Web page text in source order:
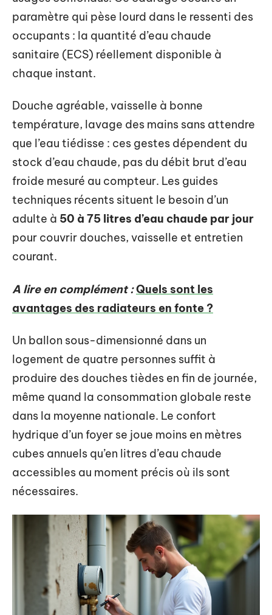
paramètre qui pèse lourd dans le ressenti des
occupants : la quantité d’eau chaude
sanitaire (ECS) réellement disponible à
chaque instant.
Douche agréable, vaisselle à bonne
température, lavage des mains sans attendre
que l’eau tiédisse : ces gestes dépendent du
stock d’eau chaude, pas du débit brut d’eau
froide mesuré au compteur. Les guides
techniques récents situent le besoin d’un
adulte à 50 à 75 litres d’eau chaude par jour
pour couvrir douches, vaisselle et entretien
courant.
A lire en complément :Quels sont les
avantages des radiateurs en fonte ?
Un ballon sous-dimensionné dans un
logement de quatre personnes suffit à
produire des douches tièdes en fin de journée,
même quand la consommation globale reste
dans la moyenne nationale. Le confort
hydrique d’un foyer se joue moins en mètres
cubes annuels qu’en litres d’eau chaude
accessibles au moment précis où ils sont
nécessaires.